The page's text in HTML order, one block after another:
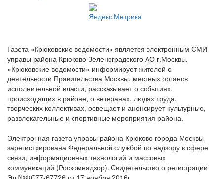
Газета «Крюковские ведомости» является электронным СМИ
управы района Крюково Зеленоградского АО г.Москвы.
«Крюковские ведомости» информирует жителей о
деятельности Правительства Москвы, местных органов
исполнительной власти, рассказывает о событиях,
происходящих в районе, о ветеранах, людях труда,
творческих коллективах, освещает и анонсирует культурные,
развлекательные и спортивные мероприятия района.
Электронная газета управы района Крюково города Москвы
зарегистрирована Федеральной службой по надзору в сфере
связи, информационных технологий и массовых
коммуникаций (Роскомнадзор). Свидетельство о регистрации
Эл №ФС77-67726 от 17 ноября 2016г.